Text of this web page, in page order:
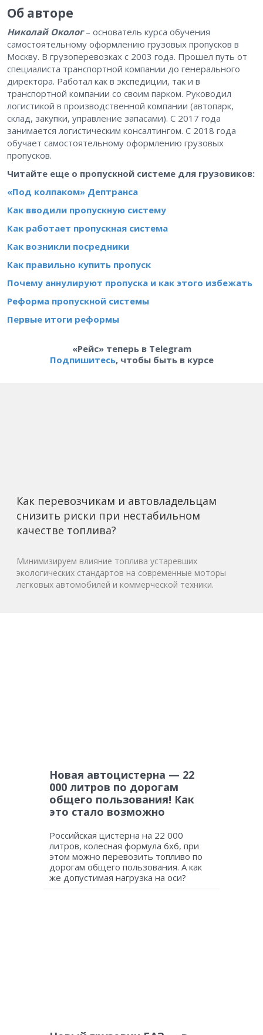
Об авторе
Николай Околог– основатель курса обучения
самостоятельному оформлению грузовых пропусков в
Москву. В грузоперевозках с 2003 года. Прошел путь от
специалиста транспортной компании до генерального
директора. Работал как в экспедиции, так и в
транспортной компании со своим парком. Руководил
логистикой в производственной компании (автопарк,
склад, закупки, управление запасами). С 2017 года
занимается логистическим консалтингом. С 2018 года
обучает самостоятельному оформлению грузовых
пропусков.
Читайте еще о пропускной системе для грузовиков:
«Под колпаком» Дептранса
Как вводили пропускную систему
Как работает пропускная система
Как возникли посредники
Как правильно купить пропуск
Почему аннулируют пропуска и как этого избежать
Реформа пропускной системы
Первые итоги реформы
«Рейс» теперь в Telegram
Подпишитесь, чтобы быть в курсе
Как перевозчикам и автовладельцам
снизить риски при нестабильном
качестве топлива?
Минимизируем влияние топлива устаревших
экологических стандартов на современные моторы
легковых автомобилей и коммерческой техники.
Новая автоцистерна — 22
000 литров по дорогам
общего пользования! Как
это стало возможно
Российская цистерна на 22 000
литров, колесная формула 6х6, при
этом можно перевозить топливо по
дорогам общего пользования. А как
же допустимая нагрузка на оси?